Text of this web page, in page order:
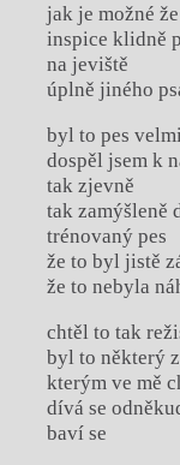
jak je možné že
inspice klidně
na jeviště
úplně jiného
byl to pes
dospěl jsem k
tak zjevně
tak zamýšleně
trénovaný pes
že to byl jistě
že to nebyla
chtěl to tak
byl to některý
kterým ve mě
dívá se
baví se